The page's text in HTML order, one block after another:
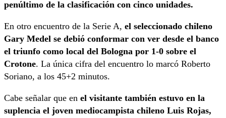
penúltimo de la clasificación con cinco unidades.
En otro encuentro de la Serie A, el seleccionado chileno
Gary Medel se debió conformar con ver desde el banco
el triunfo como local del Bologna por 1-0 sobre el
Crotone. La única cifra del encuentro lo marcó Roberto
Soriano, a los 45+2 minutos.
Cabe señalar que en el visitante también estuvo en la
suplencia el joven mediocampista chileno Luis Rojas,